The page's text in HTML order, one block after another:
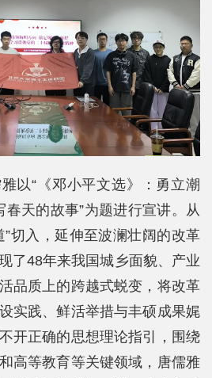
以“《邓小平文选》：勇立潮
春天的故事”为题进行宣讲。从
”切入，延伸至波澜壮阔的改革
了48年来我国城乡面貌、产业
品质上的跨越式蜕变，将改革
实践、鲜活举措与丰硕成果娓
开正确的思想理论指引，围绕
高等教育等关键领域，唐儒雅